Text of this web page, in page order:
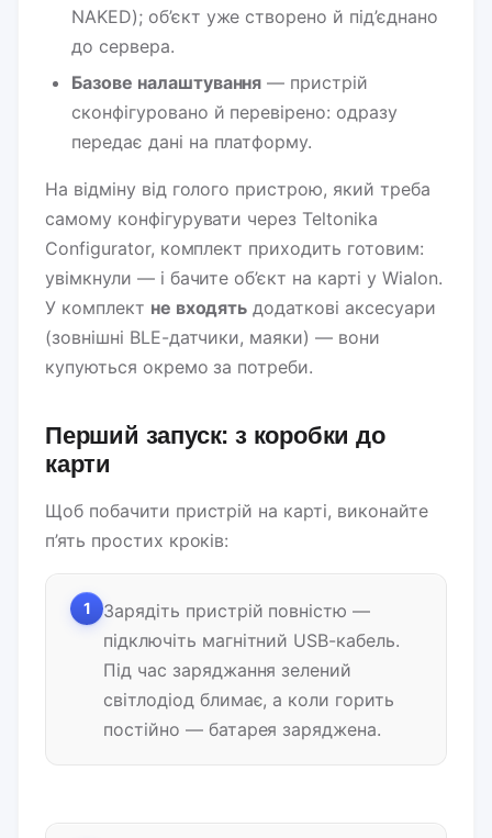
NAKED); об’єкт уже створено й під’єднано
до сервера.
Базове налаштування — пристрій
сконфігуровано й перевірено: одразу
передає дані на платформу.
На відміну від голого пристрою, який треба
самому конфігурувати через Teltonika
Configurator, комплект приходить готовим:
увімкнули — і бачите об’єкт на карті у Wialon.
У комплект не входять додаткові аксесуари
(зовнішні BLE-датчики, маяки) — вони
купуються окремо за потреби.
Перший запуск: з коробки до
карти
Щоб побачити пристрій на карті, виконайте
п’ять простих кроків:
1
Зарядіть пристрій повністю —
підключіть магнітний USB-кабель.
Під час заряджання зелений
світлодіод блимає, а коли горить
постійно — батарея заряджена.